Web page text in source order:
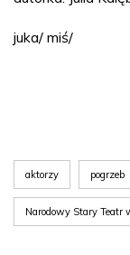
juka/ miś/
aktorzy pogrzeb
Narodowy Stary Teatr